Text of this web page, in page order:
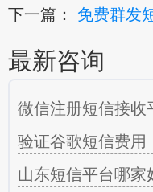
下一篇： 免费群发
最新咨询
微信注册短信接收
验证谷歌短信费用
山东短信平台哪家